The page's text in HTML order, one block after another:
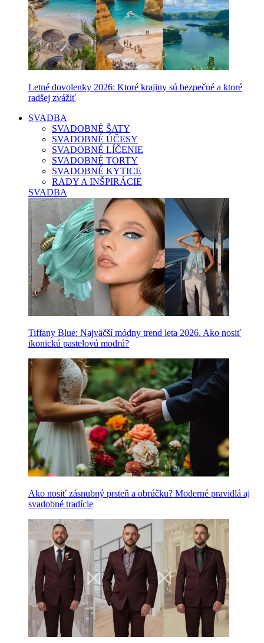
Letné dovolenky 2026: Ktoré krajiny sú bezpečné a ktoré
radšej zvážiť
SVADBA
SVADOBNÉ ŠATY
SVADOBNÉ ÚČESY
SVADOBNÉ LÍČENIE
SVADOBNÉ TORTY
SVADOBNÉ KYTICE
RADY A INŠPIRÁCIE
SVADBA
Tiffany Blue: Najväčší módny trend leta 2026. Ako nosiť
ikonickú pastelovú modrú?
Ako nosiť zásnubný prsteň a obrúčku? Moderné pravidlá aj
svadobné tradície